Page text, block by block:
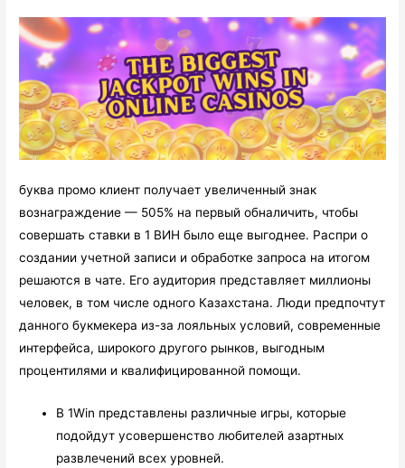
буква промо клиент получает увеличенный знак
вознаграждение — 505% на первый обналичить, чтобы
совершать ставки в 1 ВИН было еще выгоднее. Распри о
создании учетной записи и обработке запроса на итогом
решаются в чате. Его аудитория представляет миллионы
человек, в том числе одного Казахстана. Люди предпочтут
данного букмекера из-за лояльных условий, современные
интерфейса, широкого другого рынков, выгодным
процентилями и квалифицированной помощи.
В 1Win представлены различные игры, которые
подойдут усовершенство любителей азартных
развлечений всех уровней.